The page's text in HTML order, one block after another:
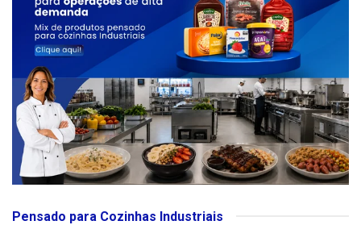
Pensado para Cozinhas Industriais